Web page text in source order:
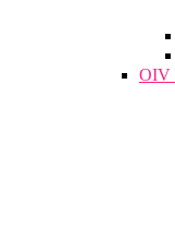
OIV